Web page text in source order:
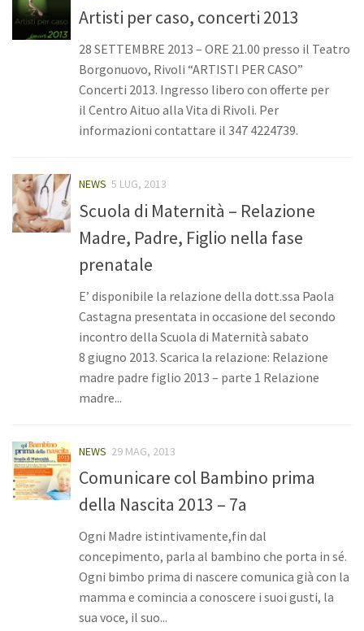
Artisti per caso, concerti 2013
28 SETTEMBRE 2013 – ORE 21.00 presso il Teatro
Borgonuovo, Rivoli “ARTISTI PER CASO”
Concerti 2013. Ingresso libero con offerte per
il Centro Aituo alla Vita di Rivoli. Per
informazioni contattare il 347 4224739.
NEWS 5 LUG, 2013
Scuola di Maternità – Relazione
Madre, Padre, Figlio nella fase
prenatale
E’ disponibile la relazione della dott.ssa Paola
Castagna presentata in occasione del secondo
incontro della Scuola di Maternità sabato
8 giugno 2013. Scarica la relazione: Relazione
madre padre figlio 2013 – parte 1 Relazione
madre...
NEWS 29 MAG, 2013
Comunicare col Bambino prima
della Nascita 2013 – 7a
Ogni Madre istintivamente,fin dal
concepimento, parla al bambino che porta in sé.
Ogni bimbo prima di nascere comunica già con la
mamma e comincia a conoscere i suoi gusti, la
sua voce, il suo...